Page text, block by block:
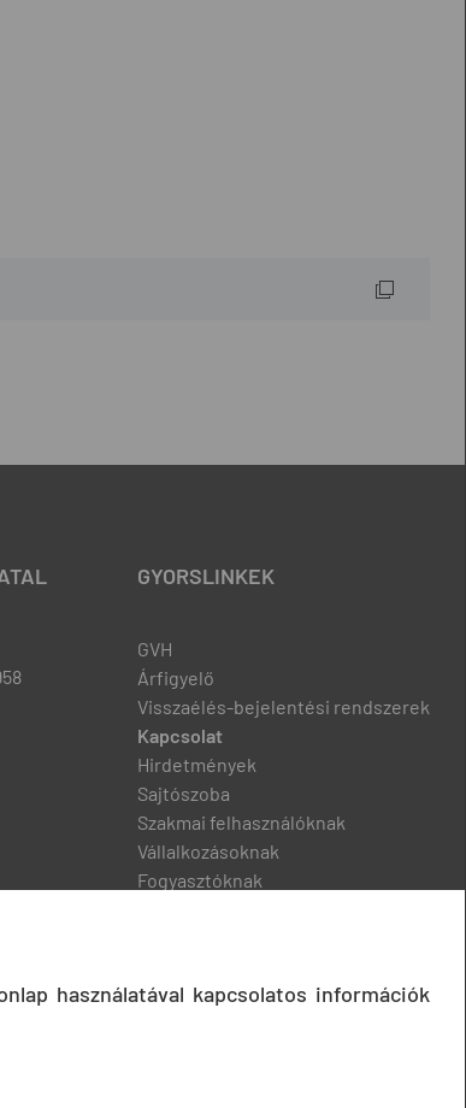
GYORSLINKEK
GVH
Árfigyelő
Visszaélés-bejelentési rendszerek
Kapcsolat
Hirdetmények
Sajtószoba
Szakmai felhasználóknak
Vállalkozásoknak
Fogyasztóknak
használatával kapcsolatos információk